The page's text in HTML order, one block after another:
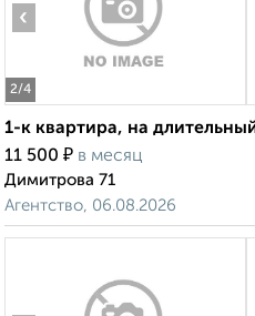
2/4
‹
1-к квартира, на
11 500 ₽ в месяц
Димитрова 71
Агентство, 06.08.2026